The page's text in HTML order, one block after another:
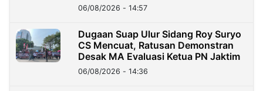
06/08/2026 - 14:57
Dugaan Suap Ulur Sidang Roy Suryo
CS Mencuat, Ratusan Demonstran
Desak MA Evaluasi Ketua PN Jaktim
06/08/2026 - 14:36